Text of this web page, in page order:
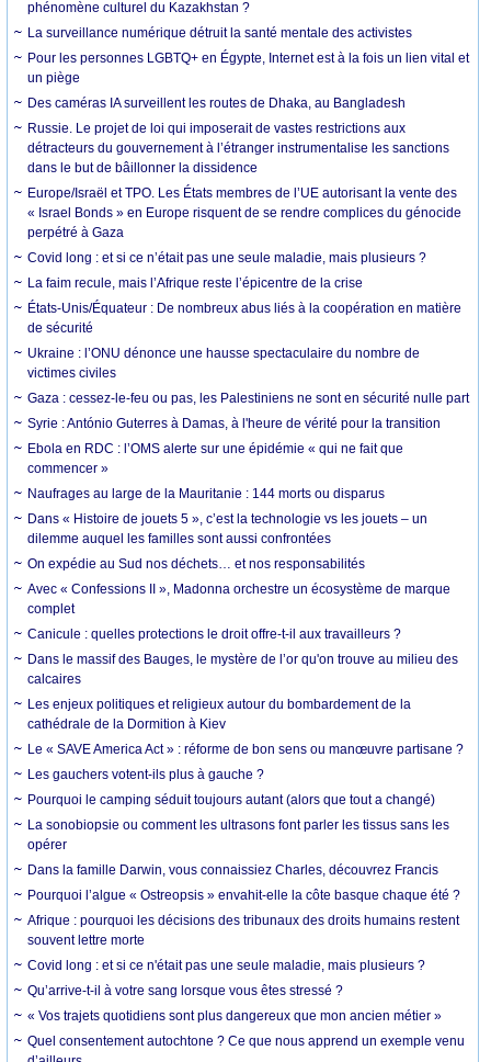
phénomène culturel du Kazakhstan ?
La surveillance numérique détruit la santé mentale des activistes
Pour les personnes LGBTQ+ en Égypte, Internet est à la fois un lien vital et
un piège
Des caméras IA surveillent les routes de Dhaka, au Bangladesh
Russie. Le projet de loi qui imposerait de vastes restrictions aux
détracteurs du gouvernement à l’étranger instrumentalise les sanctions
dans le but de bâillonner la dissidence
Europe/Israël et TPO. Les États membres de l’UE autorisant la vente des
« Israel Bonds » en Europe risquent de se rendre complices du génocide
perpétré à Gaza
Covid long : et si ce n’était pas une seule maladie, mais plusieurs ?
La faim recule, mais l’Afrique reste l’épicentre de la crise
États-Unis/Équateur : De nombreux abus liés à la coopération en matière
de sécurité
Ukraine : l’ONU dénonce une hausse spectaculaire du nombre de
victimes civiles
Gaza : cessez-le-feu ou pas, les Palestiniens ne sont en sécurité nulle part
Syrie : António Guterres à Damas, à l'heure de vérité pour la transition
Ebola en RDC : l’OMS alerte sur une épidémie « qui ne fait que
commencer »
Naufrages au large de la Mauritanie : 144 morts ou disparus
Dans « Histoire de jouets 5 », c’est la technologie vs les jouets – un
dilemme auquel les familles sont aussi confrontées
On expédie au Sud nos déchets… et nos responsabilités
Avec « Confessions II », Madonna orchestre un écosystème de marque
complet
Canicule : quelles protections le droit offre-t-il aux travailleurs ?
Dans le massif des Bauges, le mystère de l’or qu'on trouve au milieu des
calcaires
Les enjeux politiques et religieux autour du bombardement de la
cathédrale de la Dormition à Kiev
Le « SAVE America Act » : réforme de bon sens ou manœuvre partisane ?
Les gauchers votent-ils plus à gauche ?
Pourquoi le camping séduit toujours autant (alors que tout a changé)
La sonobiopsie ou comment les ultrasons font parler les tissus sans les
opérer
Dans la famille Darwin, vous connaissiez Charles, découvrez Francis
Pourquoi l’algue « Ostreopsis » envahit-elle la côte basque chaque été ?
Afrique : pourquoi les décisions des tribunaux des droits humains restent
souvent lettre morte
Covid long : et si ce n'était pas une seule maladie, mais plusieurs ?
Qu’arrive-t-il à votre sang lorsque vous êtes stressé ?
« Vos trajets quotidiens sont plus dangereux que mon ancien métier »
Quel consentement autochtone ? Ce que nous apprend un exemple venu